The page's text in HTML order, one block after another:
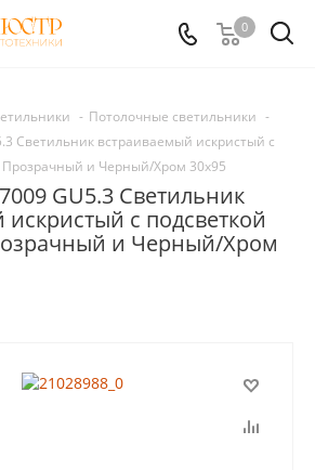
0
- Потолочные светильники -
Светильник встраиваемый искристый с
Прозрачный и Черный/Хром 30х95
GU5.3 Светильник
с подсветкой
и Черный/Хром